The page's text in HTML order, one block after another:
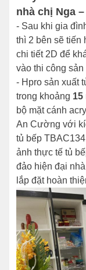
nhà chị Nga
- Sau khi gia
thì 2 bên sẽ tiến
chi tiết 2D để
vào thi công sản
- Hpro sản xuất
trong khoảng 15
bộ mặt cánh
An Cường với
tủ bếp
ảnh thực tế tủ
đảo hiện đại
lắp đặt hoàn